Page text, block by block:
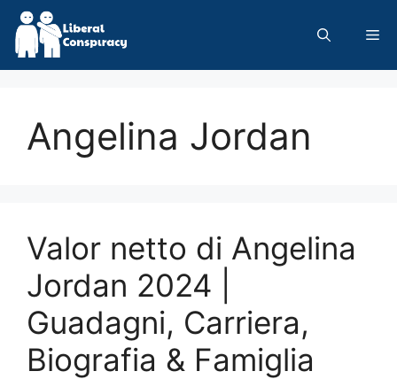
Skip
content
Angelina Jordan
Valor netto di Angelina
Jordan 2024 |
Guadagni, Carriera,
Biografia & Famiglia